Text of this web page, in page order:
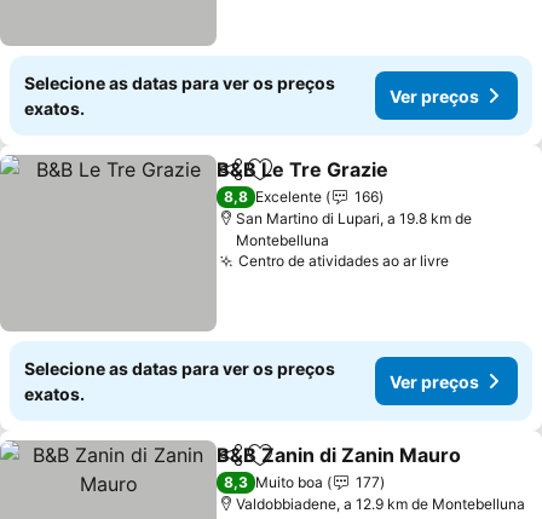
Selecione as datas para ver os preços
exatos.
Ver preços
PartilharAdicionar aos favoritos
B&B Le Tre Grazie
8,8 Excelente
166
San Martino di Lupari, a 19.8 km de
Montebelluna
Centro de atividades ao ar livreVer
Selecione as datas para ver os preços
exatos.
Ver preços
PartilharAdicionar aos favoritos
B&B Zanin di Zanin Mauro
8,3 Muito boa
177
Valdobbiadene, a 12.9 km de Montebelluna